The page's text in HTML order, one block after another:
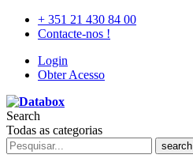
+ 351 21 430 84 00
Contacte-nos !
Login
Obter Acesso
Search
Todas as categorias
search